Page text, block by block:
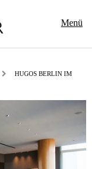
Menü
HUGOS BERLIN IM